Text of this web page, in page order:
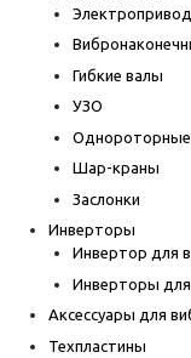
Гибкие валы
УЗО
Шар-краны
Заслонки
Инверторы
Инвертор для
Инверторы
Аксессуары для
Техпластины